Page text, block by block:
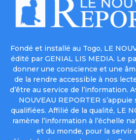
Fondé et installé au Togo, LE
édité par GENIAL LIS MEDIA. Le
donner une conscience et une
de la rendre accessible à nos
d’être au service de l’information.
NOUVEAU REPORTER
qualifiées. Affilié de la qualité, LE
ramène l’information à l’échelle
et du monde, pour la servir